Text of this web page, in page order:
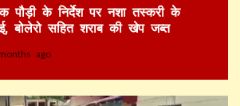
पौड़ी के निर्देश पर नशा तस्करी के
बोलेरो सहित शराब की खेप जब्त
ago